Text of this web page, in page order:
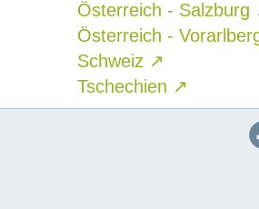
Österreich - Salzburg
Österreich -
Schweiz ↗
Tschechien ↗